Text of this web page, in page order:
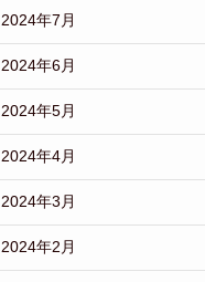
2024年7月
2024年6月
2024年5月
2024年4月
2024年3月
2024年2月